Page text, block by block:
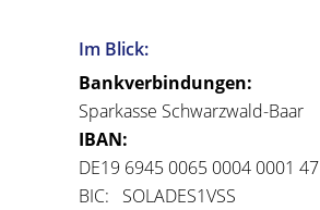
Im Blick:
Bankverbindungen:
Sparkasse Schwarzwald-Baar
IBAN:
DE19 6945 0065 0004 0001 47
BIC: SOLADES1VSS